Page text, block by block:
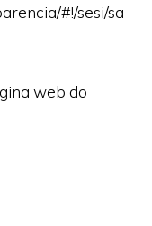
#!/sesi/sa
web do